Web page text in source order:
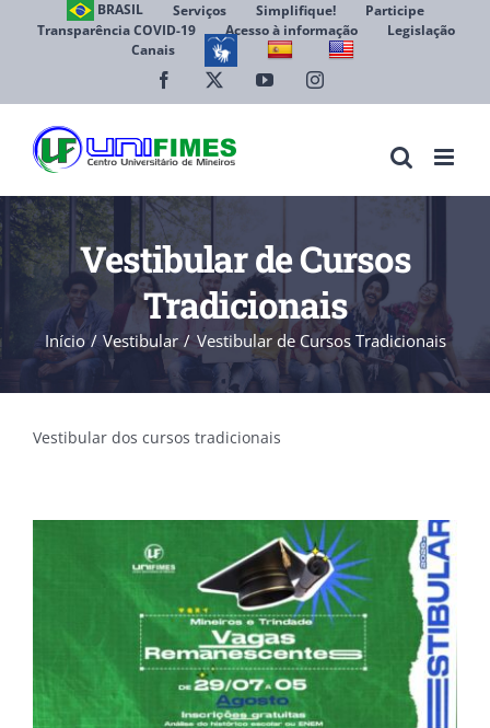
BRASIL Serviços Simplifique!
Participe
Transparência COVID-19
Acesso à informação
Legislação
Canais
Facebook YouTubeInstagram
Vestibular de Cursos
Tradicionais
Início Vestibular Vestibular de Cursos Tradicionais
Vestibular dos cursos tradicionais